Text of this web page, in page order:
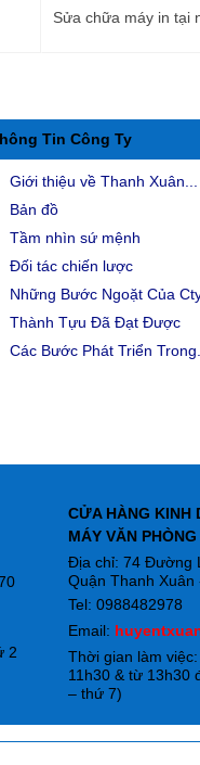
Sửa chữa máy in tại
Tin Công Ty
Giới thiệu về Thanh Xuân...
Bản đồ
Tầm nhìn sứ mệnh
Đối tác chiến lược
Những Bước Ngoặt Của
Thành Tựu Đã Đạt Được
Các Bước Phát Triển
2
CỬA HÀNG KINH
MÁY VĂN PHÒNG
Địa chỉ: 74 Đường
Quận Thanh Xuân
Tel: 0988482978
Email:
Thời gian làm
11h30 & từ 13h30
– thứ 7)